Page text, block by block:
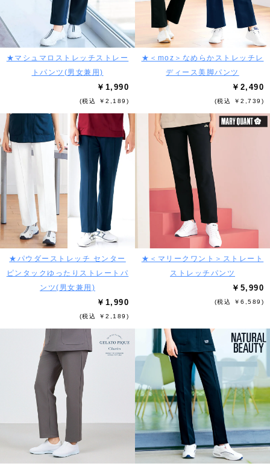
★マシュマロストレッチストレー
トパンツ(男女兼用)
￥1,990
(税込 ￥2,189)
★＜moz＞なめらかストレッチレ
ディース美脚パンツ
￥2,490
(税込 ￥2,739)
★パウダーストレッチ センター
ピンタックゆったりストレートパ
ンツ(男女兼用)
￥1,990
(税込 ￥2,189)
★＜マリークワント＞ストレート
ストレッチパンツ
￥5,990
(税込 ￥6,589)